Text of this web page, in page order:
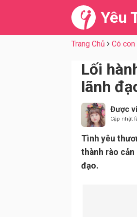
Yêu
Trang Chủ Có
Lối
lãnh
Được
Cập nhật
Tình yêu
thành rào
đạo.